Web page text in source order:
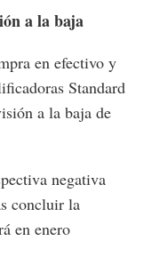
a la baja
en efectivo y
Standard
a la baja de
negativa
concluir la
en enero